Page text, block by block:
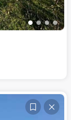
••••